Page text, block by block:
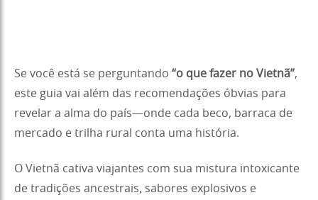
Se você está se perguntando “o que fazer no Vietnã”,
este guia vai além das recomendações óbvias para
revelar a alma do país—onde cada beco, barraca de
mercado e trilha rural conta uma história.
O Vietnã cativa viajantes com sua mistura intoxicante
de tradições ancestrais, sabores explosivos e